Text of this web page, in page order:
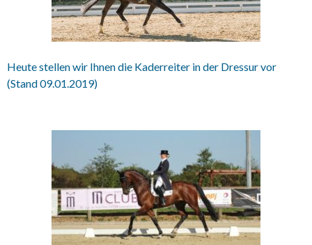
Heute stellen wir Ihnen die Kaderreiter in der Dressur vor
(Stand 09.01.2019)